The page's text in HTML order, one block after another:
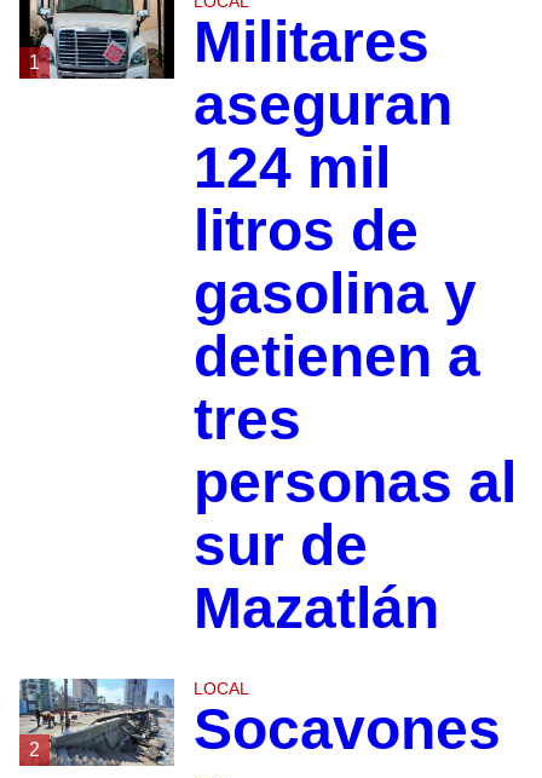
1
Militares
aseguran
124 mil
litros de
gasolina y
detienen a
tres
personas al
sur de
Mazatlán
2
LOCAL
Socavones